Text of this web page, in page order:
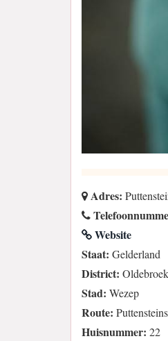
Adres:
Website
Staat: Gelderland
District: Oldebroek
Stad: Wezep
Route:
Huisnummer: 22